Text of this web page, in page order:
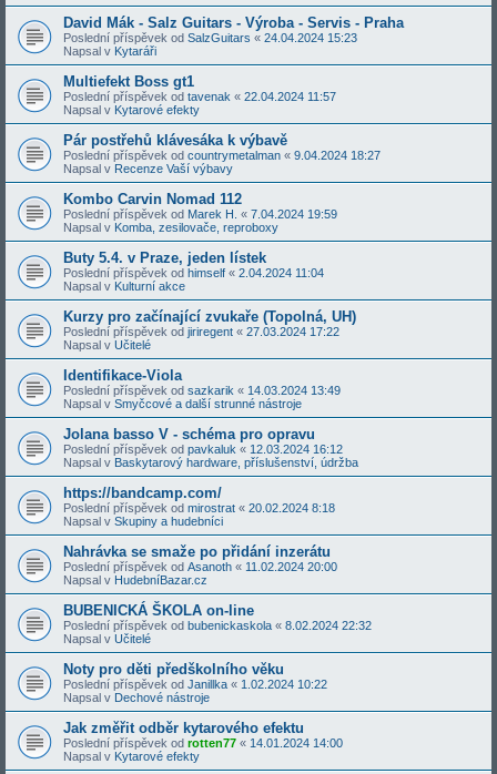
David Mák - Salz Guitars - Výroba - Servis - Praha
Poslední příspěvek od SalzGuitars « 24.04.2024 15:23
Napsal v Kytaráři
Multiefekt Boss gt1
Poslední příspěvek od tavenak « 22.04.2024 11:57
Napsal v Kytarové efekty
Pár postřehů klávesáka k výbavě
Poslední příspěvek od countrymetalman « 9.04.2024 18:27
Napsal v Recenze Vaší výbavy
Kombo Carvin Nomad 112
Poslední příspěvek od Marek H. « 7.04.2024 19:59
Napsal v Komba, zesilovače, reproboxy
Buty 5.4. v Praze, jeden lístek
Poslední příspěvek od himself « 2.04.2024 11:04
Napsal v Kulturní akce
Kurzy pro začínající zvukaře (Topolná, UH)
Poslední příspěvek od jiriregent « 27.03.2024 17:22
Napsal v Učitelé
Identifikace-Viola
Poslední příspěvek od sazkarik « 14.03.2024 13:49
Napsal v Smyčcové a další strunné nástroje
Jolana basso V - schéma pro opravu
Poslední příspěvek od pavkaluk « 12.03.2024 16:12
Napsal v Baskytarový hardware, příslušenství, údržba
https://bandcamp.com/
Poslední příspěvek od mirostrat « 20.02.2024 8:18
Napsal v Skupiny a hudebníci
Nahrávka se smaže po přidání inzerátu
Poslední příspěvek od Asanoth « 11.02.2024 20:00
Napsal v HudebníBazar.cz
BUBENICKÁ ŠKOLA on-line
Poslední příspěvek od bubenickaskola « 8.02.2024 22:32
Napsal v Učitelé
Noty pro děti předškolního věku
Poslední příspěvek od Janillka « 1.02.2024 10:22
Napsal v Dechové nástroje
Jak změřit odběr kytarového efektu
Poslední příspěvek od rotten77 « 14.01.2024 14:00
Napsal v Kytarové efekty